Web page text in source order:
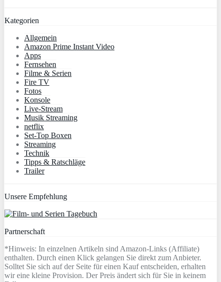
Kategorien
Allgemein
Amazon Prime Instant Video
Apps
Fernsehen
Filme & Serien
Fire TV
Fotos
Konsole
Live-Stream
Musik Streaming
netflix
Set-Top Boxen
Streaming
Technik
Tipps & Ratschläge
Trailer
Unsere Empfehlung
Partnerschaft
*Hinweis: In einzelnen Artikeln sind Amazon-Links (Affiliate)
enthalten. Durch einen Klick gelangen Sie direkt zum Anbieter.
Solltet Sie sich auf der Seite für einen Kauf entscheiden, erhalten
wir eine kleine Provision. Der Preis ändert sich für Sie in keinem